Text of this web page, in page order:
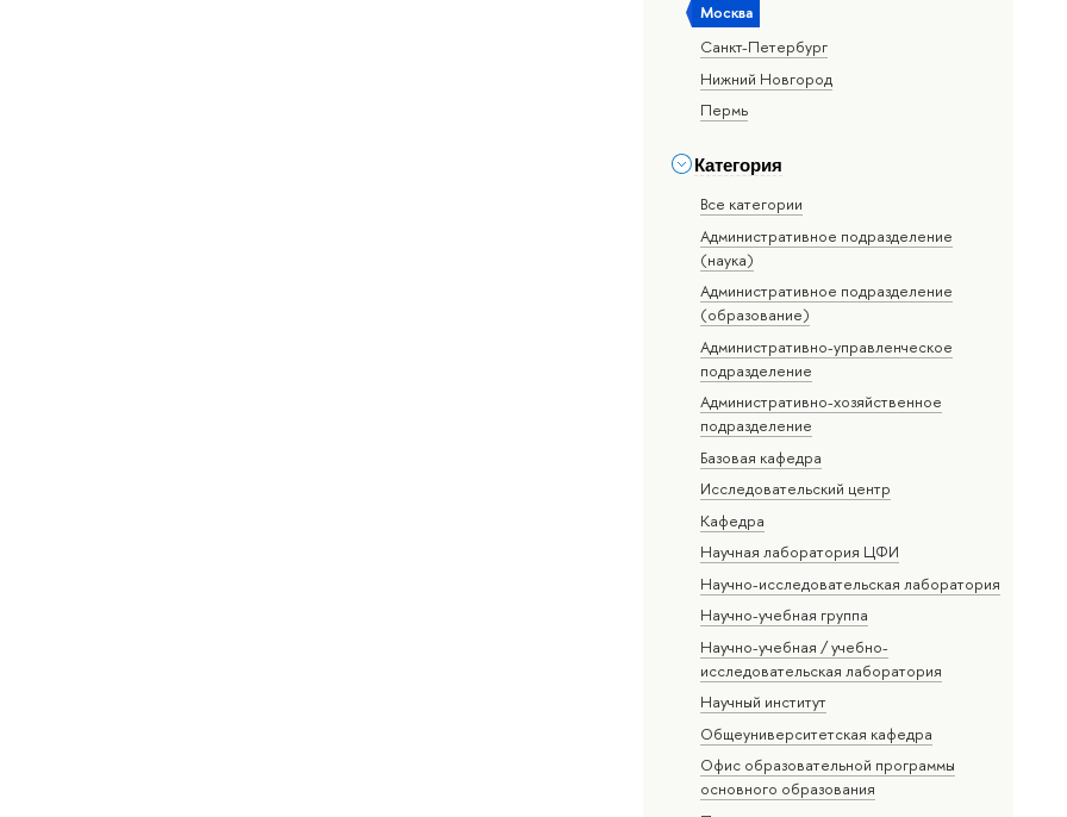
Москва
Санкт-Петербург
Нижний Новгород
Пермь
Категория
Все категории
Административное подразделение
(наука)
Административное подразделение
(образование)
Административно-управленческое
подразделение
Административно-хозяйственное
подразделение
Базовая кафедра
Исследовательский центр
Кафедра
Научная лаборатория ЦФИ
Научно-исследовательская лаборатория
Научно-учебная группа
Научно-учебная / учебно-
исследовательская лаборатория
Научный институт
Общеуниверситетская кафедра
Офис образовательной программы
основного образования